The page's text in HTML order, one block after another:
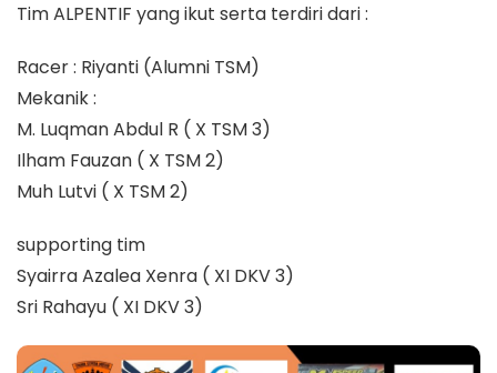
Tim ALPENTIF yang ikut serta terdiri dari :
Racer : Riyanti (Alumni TSM)
Mekanik :
M. Luqman Abdul R ( X TSM 3)
Ilham Fauzan ( X TSM 2)
Muh Lutvi ( X TSM 2)
supporting tim
Syairra Azalea Xenra ( XI DKV 3)
Sri Rahayu ( XI DKV 3)